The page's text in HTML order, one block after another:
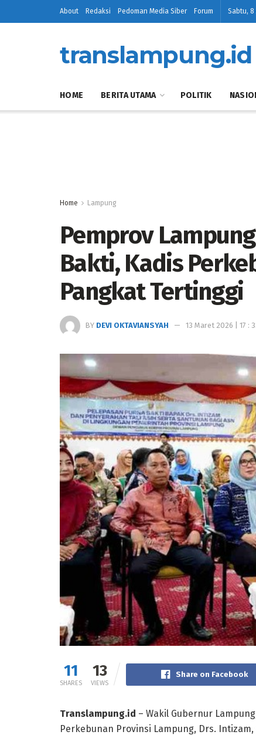
About Redaksi Pedoman Media Siber Forum Sabtu, 8
translampung.id
HOME BERITA UTAMA POLITIK
Home Lampung
Pemprov
Bakti, Kadis
Pangkat Tertinggi
BY DEVI OKTAVIANSYAH 13 Maret 2026 | 17 :
11
SHARES
13
VIEWS
Share on Facebook
Translampung.id – Wakil Gubernur
Perkebunan Provinsi Lampung, Drs.